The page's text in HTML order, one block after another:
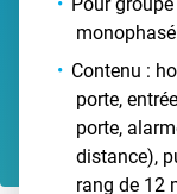
Contenu :
porte,
porte,
distance),
rang de 12